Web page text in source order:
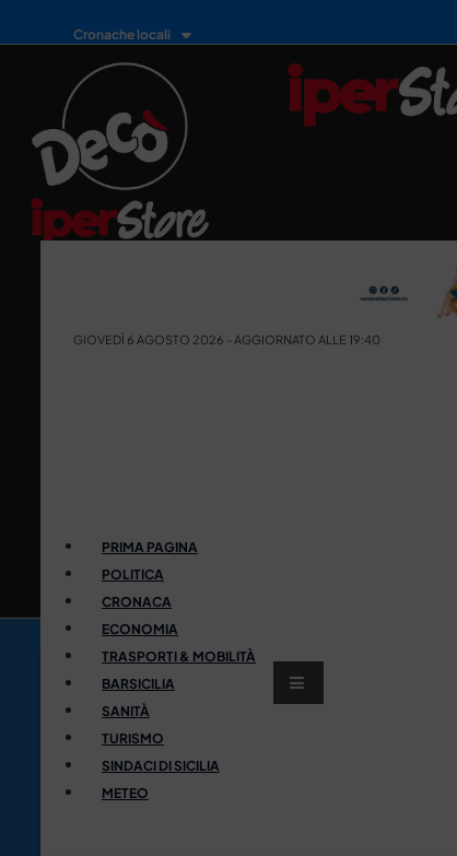
Cronache locali
GIOVEDÌ 6 AGOSTO 2026 - AGGIORNATO ALLE 19:40
PRIMA PAGINA
POLITICA
CRONACA
ECONOMIA
TRASPORTI & MOBILITÀ
BARSICILIA
SANITÀ
TURISMO
SINDACI DI SICILIA
METEO